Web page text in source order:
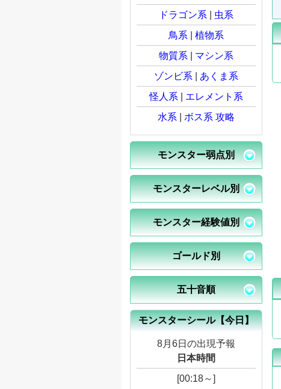
ドラゴン系
虫系
鳥系
植物系
物質系
マシン系
ゾンビ系
あくま系
怪人系
エレメント系
水系
ボス系 攻略
モンスター弱点別
モンスターレベル別
モンスター経験値別
ゴールド別
五十音順
モンスターシール【今日】
8月6日の出現予報
日本時間
[00:18～]